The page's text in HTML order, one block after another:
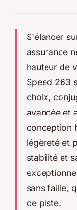
S'élancer
assurance
hauteur de
Speed 263
choix,
avancée et
conception
légèreté et
stabilité et
sans faille,
de piste.